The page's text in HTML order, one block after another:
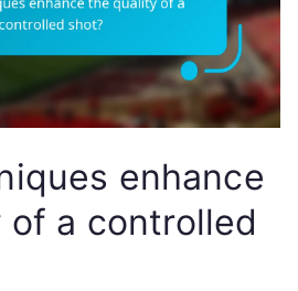
enhance
a controlled